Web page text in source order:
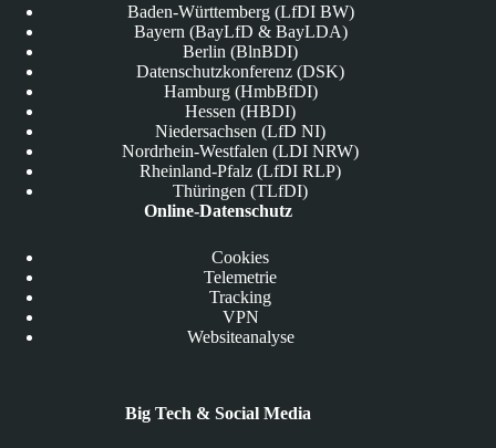
Baden-Württemberg (LfDI BW)
Bayern (BayLfD & BayLDA)
Berlin (BlnBDI)
Datenschutzkonferenz (DSK)
Hamburg (HmbBfDI)
Hessen (HBDI)
Niedersachsen (LfD NI)
Nordrhein-Westfalen (LDI NRW)
Rheinland-Pfalz (LfDI RLP)
Thüringen (TLfDI)
Online-Datenschutz
Cookies
Telemetrie
Tracking
VPN
Websiteanalyse
Big Tech & Social Media